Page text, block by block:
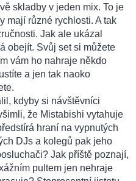
skladby v jeden mix. To je
mají různé rychlosti. A tak
Jak ale ukázal
obejít. Svůj set si můžete
vám ho nahraje někdo
a jen tak naoko
kdyby si návštěvníci
že Mistabishi vytahuje
hraní na vypnutých
DJs a kolegů pak jeho
Jak příště poznají,
pultem jen nehraje